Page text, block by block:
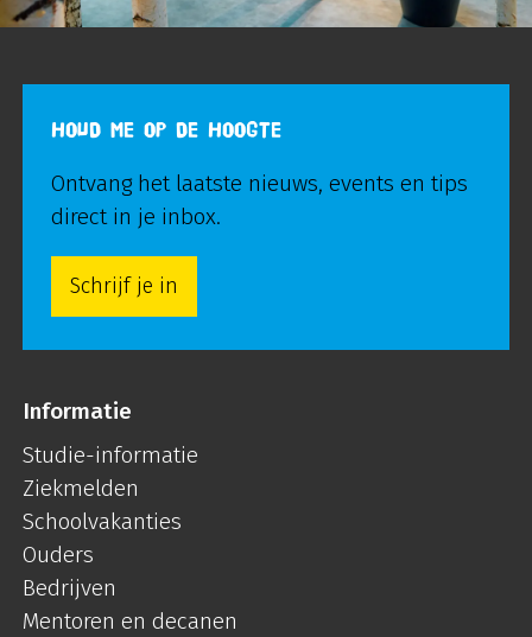
HOUD ME OP DE HOOGTE
Ontvang het laatste nieuws, events en tips
direct in je inbox.
Schrijf je in
Informatie
Studie-informatie
Ziekmelden
Schoolvakanties
Ouders
Bedrijven
Mentoren en decanen